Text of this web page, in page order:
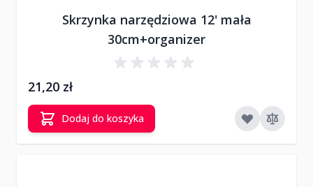
Skrzynka narzędziowa 12' mała
30cm+organizer
21,20 zł
Dodaj do koszyka